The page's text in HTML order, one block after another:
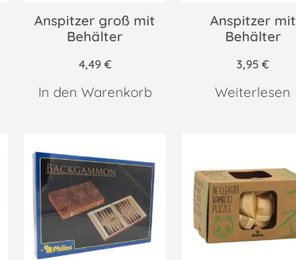
Anspitzer groß mit
Behälter
4,49 €
In den Warenkorb
Anspitzer mit
Behälter
3,95€
Weiterlesen